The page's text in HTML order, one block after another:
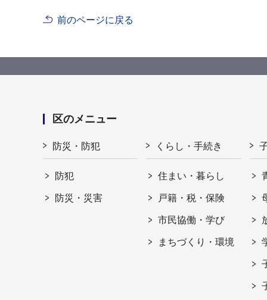
前のページに戻る
区のメニュー
防災・防犯
防犯
防災・災害
くらし・手続き
住まい・暮らし
戸籍・税・保険
市民協働・学び
まちづくり・環境